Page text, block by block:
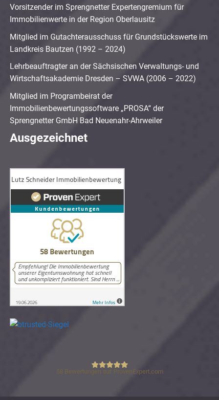
Vorsitzender im Sprengnetter Expertengremium für
Immobilienwerte in der Region Oberlausitz
Mitglied im Gutachterausschuss für Grundstückswerte im
Landkreis Bautzen (1992 – 2024)
Lehrbeauftragter an der Sächsischen Verwaltungs- und
Wirtschaftsakademie Dresden – SVWA (2006 – 2022)
Mitglied im Programbeirat der
Immobilienbewertungssoftware „PROSA“ der
Sprengnetter GmbH Bad Neuenahr-Ahrweiler
Ausgezeichnet
Lutz Schneider Immobilienbewertung
58 Bewertungen auf ProvenExpert.com